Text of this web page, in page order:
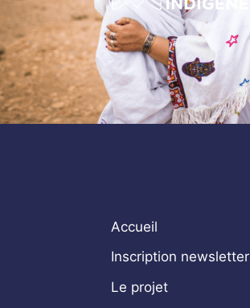
Accueil
Inscription newsletter
Le projet